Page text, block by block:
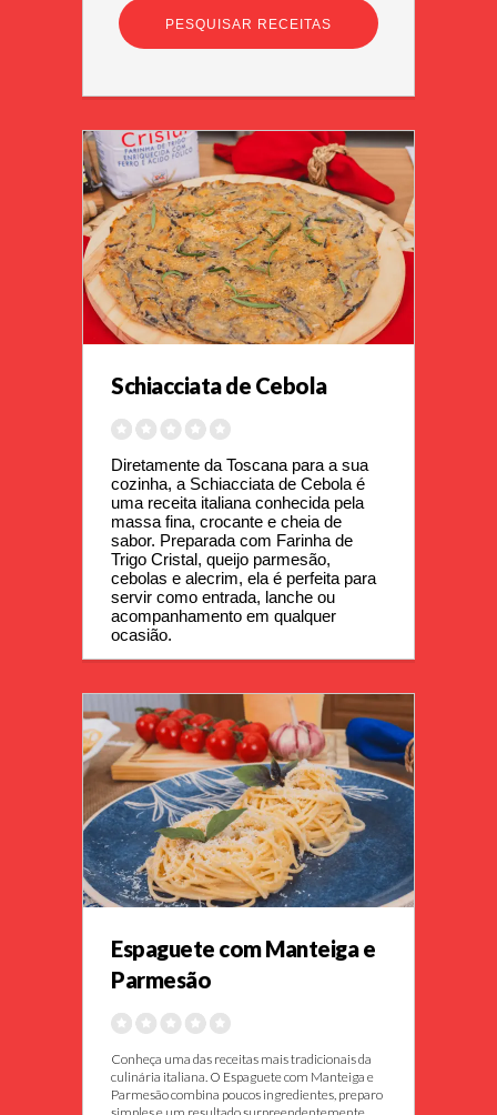
Schiacciata de Cebola
Diretamente da Toscana para a sua
cozinha, a Schiacciata de Cebola é
uma receita italiana conhecida pela
massa fina, crocante e cheia de
sabor. Preparada com Farinha de
Trigo Cristal, queijo parmesão,
cebolas e alecrim, ela é perfeita para
servir como entrada, lanche ou
acompanhamento em qualquer
ocasião.
Espaguete com Manteiga e
Parmesão
Conheça uma das receitas mais tradicionais da
culinária italiana. O Espaguete com Manteiga e
Parmesão combina poucos ingredientes, preparo